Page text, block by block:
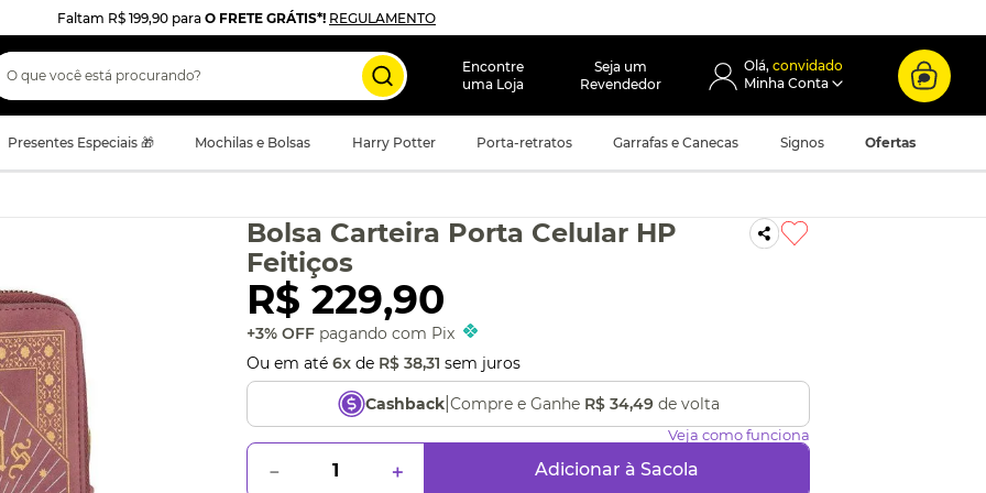
Faltam R$ 199,90 para O FRETE GRÁTIS*! REGULAMENTO
que você está procurando?
Encontre
uma Loja
Seja um
Revendedor
convidado
Presentes Especiais 🎁 Mochilas e Bolsas Harry Potter Porta-retratos Garrafas e Canecas Signos Ofertas
Bolsa Carteira Porta Celular HP
Feitiços
R$ 229,90
+3% OFF pagando com Pix
Ou em até 6x de R$ 38,31 sem juros
Cashback| Compre e Ganhe R$ 34,49de volta
Veja como funciona
＋
－ Adicionar à Sacola